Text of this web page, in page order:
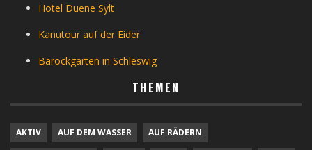
Hotel Duene Sylt
Kanutour auf der Eider
Barockgarten in Schleswig
THEMEN
AKTIV AUF DEM WASSER AUF RÄDERN